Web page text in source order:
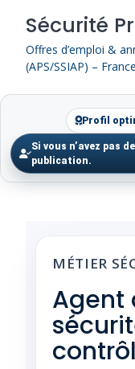
content
Sécurité
Offres d’emploi &
(APS/SSIAP) – France
Profil
Si vous n’avez pas
publication.
MÉTIER
Agent